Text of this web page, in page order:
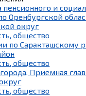
и
Оренбургской
округ
общество
по Саракташскому
общество
Приемная
общество